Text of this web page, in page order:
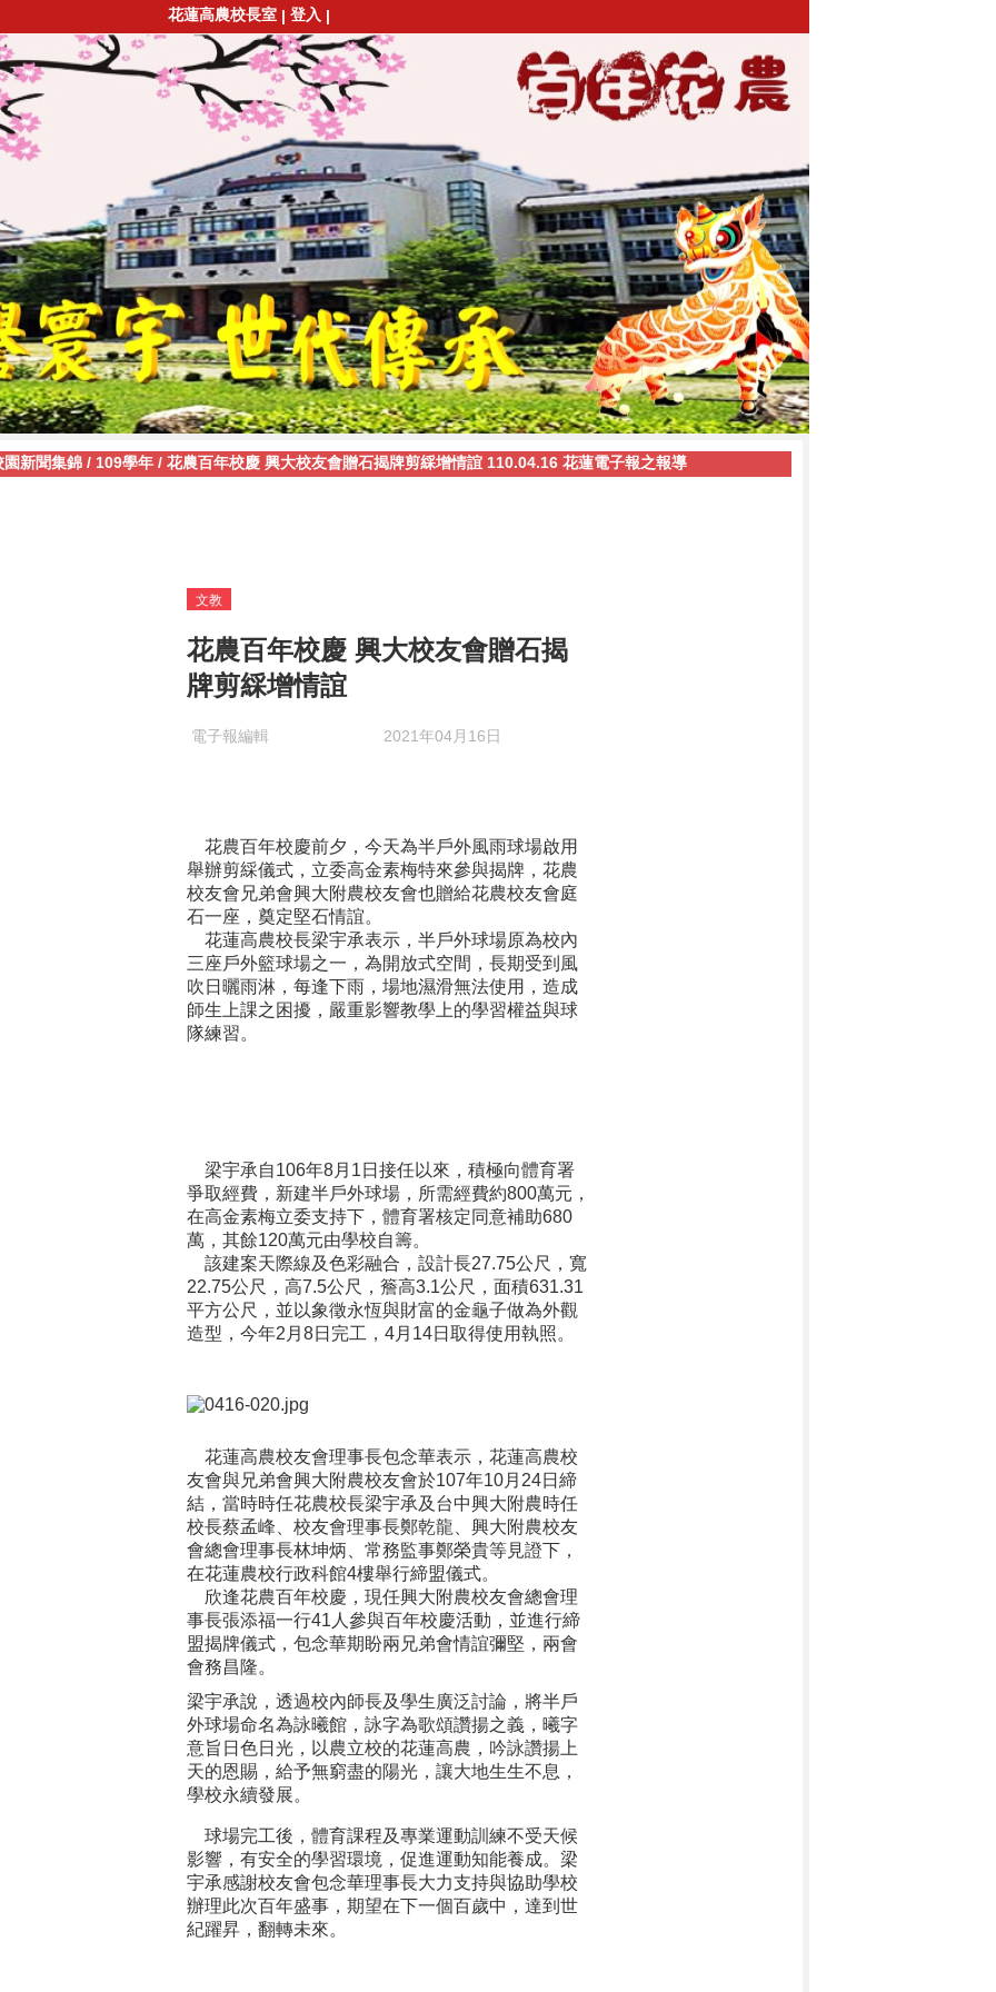
花蓮高農校長室 | 登入 |
園新聞集錦/ 109學年/ 花農百年校慶 興大校友會贈石揭牌剪綵增情誼 110.04.16 花蓮電子報之報導
文教
花農百年校慶 興大校友會贈石揭
牌剪綵增情誼
電子報編輯 2021年04月16日
花農百年校慶前夕，今天為半戶外風雨球場啟用
舉辦剪綵儀式，立委高金素梅特來參與揭牌，花農
校友會兄弟會興大附農校友會也贈給花農校友會庭
石一座，奠定堅石情誼。
花蓮高農校長梁宇承表示，半戶外球場原為校內
三座戶外籃球場之一，為開放式空間，長期受到風
吹日曬雨淋，每逢下雨，場地濕滑無法使用，造成
師生上課之困擾，嚴重影響教學上的學習權益與球
隊練習。
梁宇承自106年8月1日接任以來，積極向體育署
爭取經費，新建半戶外球場，所需經費約800萬元，
在高金素梅立委支持下，體育署核定同意補助680
萬，其餘120萬元由學校自籌。
該建案天際線及色彩融合，設計長27.75公尺，寬
22.75公尺，高7.5公尺，簷高3.1公尺，面積631.31
平方公尺，並以象徵永恆與財富的金龜子做為外觀
造型，今年2月8日完工，4月14日取得使用執照。
花蓮高農校友會理事長包念華表示，花蓮高農校
友會與兄弟會興大附農校友會於107年10月24日締
結，當時時任花農校長梁宇承及台中興大附農時任
校長蔡孟峰、校友會理事長鄭乾龍、興大附農校友
會總會理事長林坤炳、常務監事鄭榮貴等見證下，
在花蓮農校行政科館4樓舉行締盟儀式。
欣逢花農百年校慶，現任興大附農校友會總會理
事長張添福一行41人參與百年校慶活動，並進行締
盟揭牌儀式，包念華期盼兩兄弟會情誼彌堅，兩會
會務昌隆。
梁宇承說，透過校內師長及學生廣泛討論，將半戶
外球場命名為詠曦館，詠字為歌頌讚揚之義，曦字
意旨日色日光，以農立校的花蓮高農，吟詠讚揚上
天的恩賜，給予無窮盡的陽光，讓大地生生不息，
學校永續發展。
球場完工後，體育課程及專業運動訓練不受天候
影響，有安全的學習環境，促進運動知能養成。梁
宇承感謝校友會包念華理事長大力支持與協助學校
辦理此次百年盛事，期望在下一個百歲中，達到世
紀躍昇，翻轉未來。